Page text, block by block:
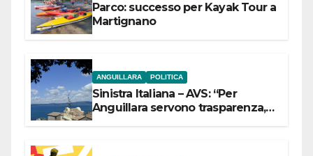
Parco: successo per Kayak Tour a
Martignano
ANGUILLARA POLITICA
Sinistra Italiana – AVS: “Per
Anguillara servono trasparenza,